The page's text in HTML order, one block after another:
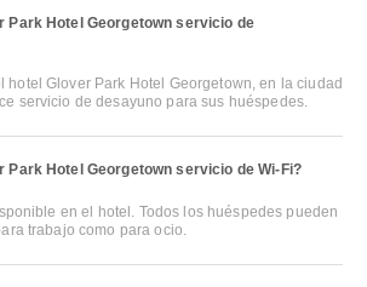
Park Hotel Georgetown servicio de
hotel Glover Park Hotel Georgetown, en la ciudad
servicio de desayuno para sus huéspedes.
Park Hotel Georgetown servicio de Wi-Fi?
en el hotel. Todos los huéspedes pueden
trabajo como para ocio.